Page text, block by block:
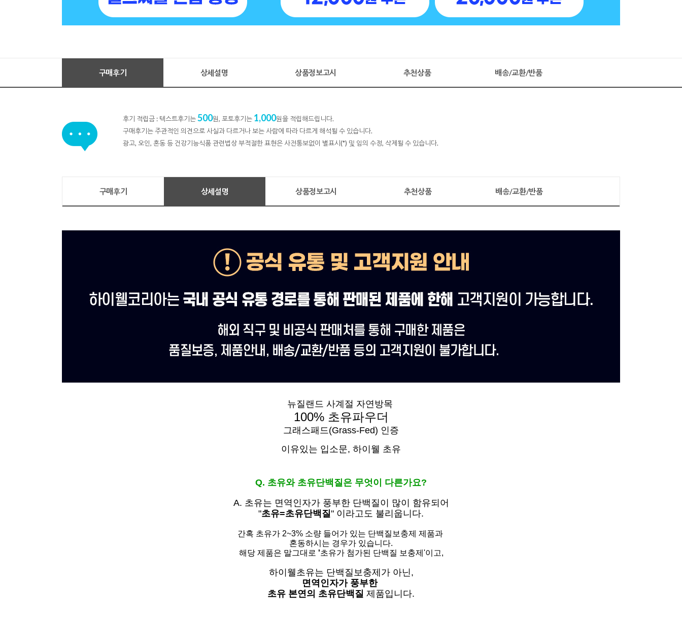
구매후기 상세설명 상품정보고시 추천상품 배송/교환/반품
후기 적립금 : 텍스트후기는500원, 포토후기는 1,000원을 적립해드립니다.
구매후기는 주관적인 의견으로 사실과 다르거나 보는 사람에 따라 다르게 해석될 수 있습니다.
광고, 오인, 혼동 등 건강기능식품 관련법상 부적절한 표현은 사전통보없이 별표시(*) 및 임의 수정, 삭제될 수 있습니다.
구매후기 상세설명 상품정보고시 추천상품 배송/교환/반품
뉴질랜드 사계절 자연방목
100% 초유파우더
그래스패드(Grass-Fed) 인증
이유있는 입소문, 하이웰 초유
Q. 초유와 초유단백질은 무엇이 다른가요?
A. 초유는 면역인자가 풍부한 단백질이 많이 함유되어
"초유=초유단백질" 이라고도 불리웁니다.
간혹 초유가 2~3% 소량 들어가 있는 단백질보충제 제품과
혼동하시는 경우가 있습니다.
해당 제품은 말그대로 '초유가 첨가된 단백질 보충제'이고,
하이웰초유는 단백질보충제가 아닌,
면역인자가 풍부한
초유 본연의 초유단백질 제품입니다.